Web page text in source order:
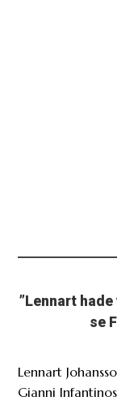
”Lennart
se
Lennart
Gianni